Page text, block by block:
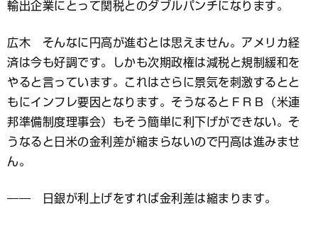
輸出企業にとって関税とのダブルパンチになります。
広木 そんなに円高が進むとは思えません。アメリカ経
済は今も好調です。しかも次期政権は減税と規制緩和を
やると言っています。これはさらに景気を刺激するとと
もにインフレ要因となります。そうなるとＦＲＢ（米連
邦準備制度理事会）もそう簡単に利下げができない。そ
うなると日米の金利差が縮まらないので円高は進みませ
ん。
―― 日銀が利上げをすれば金利差は縮まります。